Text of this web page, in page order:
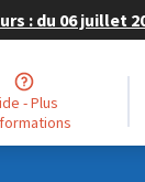
: du 06 juillet